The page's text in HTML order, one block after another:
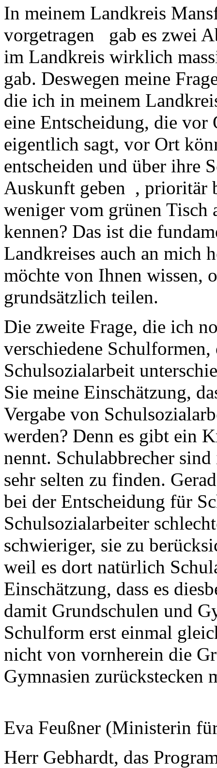
In meinem Landkreis
vorgetragen gab es zwei
im Landkreis wirklich
gab. Deswegen meine
die ich in meinem
eine Entscheidung, die
eigentlich sagt, vor Ort
entscheiden und über ihre
Auskunft geben , prioritär
weniger vom grünen Tisch
kennen? Das ist die
Landkreises auch an mich
möchte von Ihnen wissen,
grundsätzlich teilen.
Die zweite Frage, die ich
verschiedene
Schulsozialarbeit
Sie meine Einschätzung,
Vergabe von
werden? Denn es gibt ein
nennt. Schulabbrecher
sehr selten zu finden.
bei der Entscheidung für
Schulsozialarbeiter
schwieriger, sie zu
weil es dort natürlich
Einschätzung, dass es
damit Grundschulen und
Schulform erst einmal
nicht von vornherein die
Gymnasien zurückstecken
Eva Feußner (Ministerin
Herr Gebhardt, das